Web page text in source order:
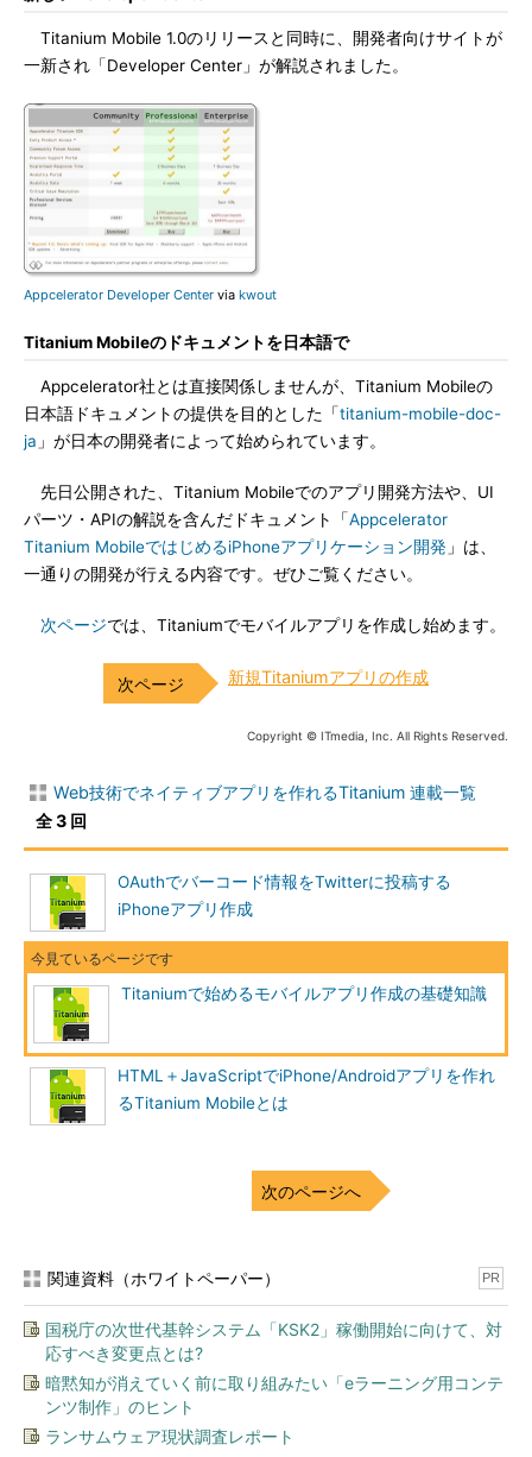
Titanium Mobile 1.0のリリースと同時に、開発者向けサイトが
一新され「Developer Center」が解説されました。
Appcelerator Developer Center via kwout
Titanium Mobileのドキュメントを日本語で
Appcelerator社とは直接関係しませんが、Titanium Mobileの
日本語ドキュメントの提供を目的とした「titanium-mobile-doc-
ja 」が日本の開発者によって始められています。
先日公開された、Titanium Mobileでのアプリ開発方法や、UI
パーツ・APIの解説を含んだドキュメント「Appcelerator
Titanium MobileではじめるiPhoneアプリケーション開発 」は、
一通りの開発が行える内容です。ぜひご覧ください。
次ページでは、Titaniumでモバイルアプリを作成し始めます。
新規Titaniumアプリの作成
Copyright © ITmedia, Inc. All Rights Reserved.
Web技術でネイティブアプリを作れるTitanium 連載一覧
全 3 回
OAuthでバーコード情報をTwitterに投稿する
iPhoneアプリ作成
Titaniumで始めるモバイルアプリ作成の基礎知識
HTML＋JavaScriptでiPhone/Androidアプリを作れ
るTitanium Mobileとは
次のページへ
関連資料（ホワイトペーパー） PR
国税庁の次世代基幹システム「KSK2」稼働開始に向けて、対
応すべき変更点とは?
暗黙知が消えていく前に取り組みたい「eラーニング用コンテ
ンツ制作」のヒント
ランサムウェア現状調査レポート